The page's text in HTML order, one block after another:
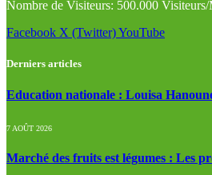
Nombre de Visiteurs: 500.000
Facebook X (Twitter)YouTube
Derniers articles
Education nationale : Louisa
7 AOÛT 2026
Marché des fruits est légumes : Les